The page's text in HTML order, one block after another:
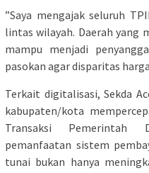
​”Saya mengajak seluruh
lintas wilayah. Daerah yang
mampu menjadi
pasokan agar disparitas
​Terkait digitalisasi, Sekda
kabupaten/kota
Transaksi Pemerintah
pemanfaatan sistem
tunai bukan hanya